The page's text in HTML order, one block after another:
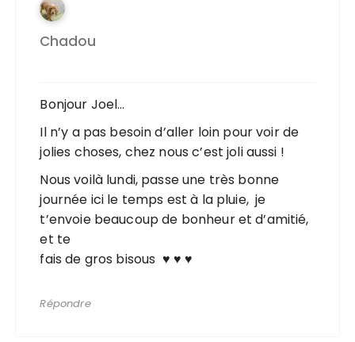
Chadou
Bonjour Joel…
Il n’y a pas besoin d’aller loin pour voir de
jolies choses, chez nous c’est joli aussi !
Nous voilà lundi, passe une très bonne
journée ici le temps est à la pluie, je
t’envoie beaucoup de bonheur et d’amitié,
et te
fais de gros bisous ♥ ♥ ♥
Répondre